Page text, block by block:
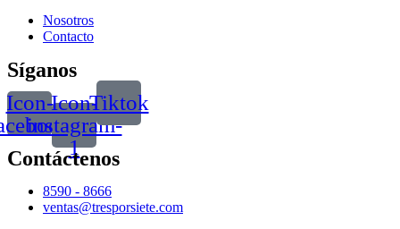
Nosotros
Contacto
Síganos
Icon-Icon-
instagram-
1
Tiktok
Contáctenos
8590 - 8666
ventas@tresporsiete.com